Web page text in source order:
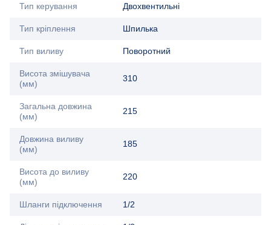
Тип керування Двохвентильні
Тип кріплення Шпилька
Тип виливу Поворотний
Висота змішувача
(мм)
310
Загальна довжина
(мм)
215
Довжина виливу
(мм)
185
Висота до виливу
(мм)
220
Шланги підключення 1/2